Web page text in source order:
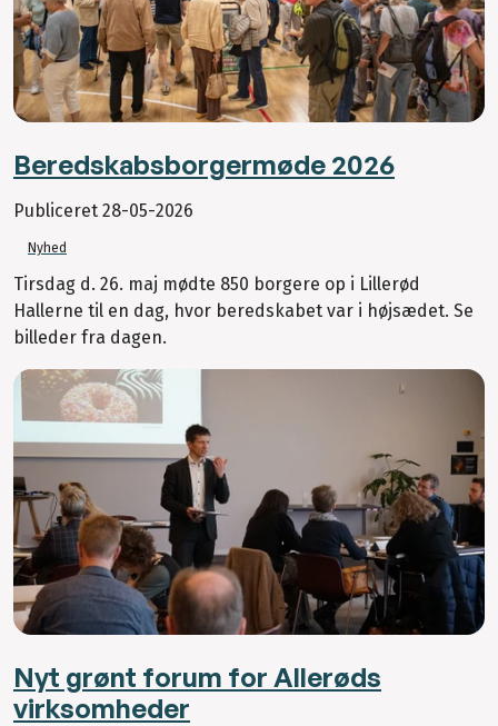
Beredskabsborgermøde 2026
Publiceret 28-05-2026
Nyhed
Tirsdag d. 26. maj mødte 850 borgere op i Lillerød
Hallerne til en dag, hvor beredskabet var i højsædet. Se
billeder fra dagen.
Nyt grønt forum for Allerøds
virksomheder